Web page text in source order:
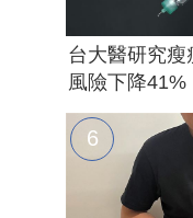
台大醫研究瘦
風險下降41%